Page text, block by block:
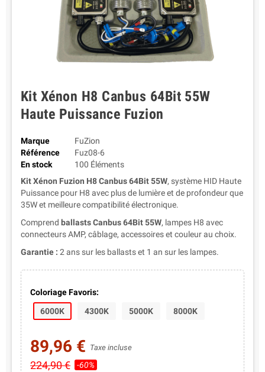
Kit Xénon H8 Canbus 64Bit 55W
Haute Puissance Fuzion
Marque
FuZion
Référence
Fuz08-6
En stock
100 Éléments
Kit Xénon Fuzion H8 Canbus 64Bit 55W, système HID Haute
Puissance pour H8 avec plus de lumière et de profondeur que
35W et meilleure compatibilité électronique.
Comprend ballasts Canbus 64Bit 55W, lampes H8 avec
connecteurs AMP, câblage, accessoires et couleur au choix.
Garantie : 2 ans sur les ballasts et 1 an sur les lampes.
Coloriage Favoris:
6000K
4300K 5000K 8000K
89,96 € Taxe incluse
224,90 € -60%